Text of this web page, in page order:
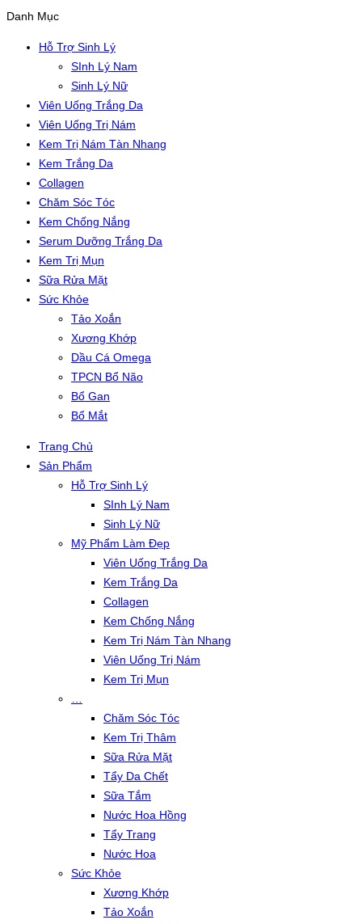
Danh Mục
Hỗ Trợ Sinh Lý
SInh Lý Nam
Sinh Lý Nữ
Viên Uống Trắng Da
Viên Uống Trị Nám
Kem Trị Nám Tàn Nhang
Kem Trắng Da
Collagen
Chăm Sóc Tóc
Kem Chống Nắng
Serum Dưỡng Trắng Da
Kem Trị Mụn
Sữa Rửa Mặt
Sức Khỏe
Tảo Xoắn
Xương Khớp
Dầu Cá Omega
TPCN Bổ Não
Bổ Gan
Bổ Mắt
Trang Chủ
Sản Phẩm
Hỗ Trợ Sinh Lý
SInh Lý Nam
Sinh Lý Nữ
Mỹ Phẩm Làm Đẹp
Viên Uống Trắng Da
Kem Trắng Da
Collagen
Kem Chống Nắng
Kem Trị Nám Tàn Nhang
Viên Uống Trị Nám
Kem Trị Mụn
Chăm Sóc Tóc
Kem Trị Thâm
Sữa Rửa Mặt
Tẩy Da Chết
Sữa Tắm
Nước Hoa Hồng
Tẩy Trang
Nước Hoa
Sức Khỏe
Xương Khớp
Tảo Xoắn